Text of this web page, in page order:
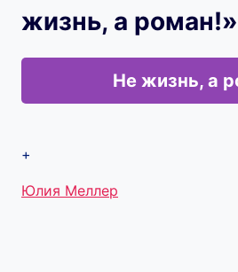
жизнь, а роман!»
Не жизнь, а
+
Метки
Юлия Меллер